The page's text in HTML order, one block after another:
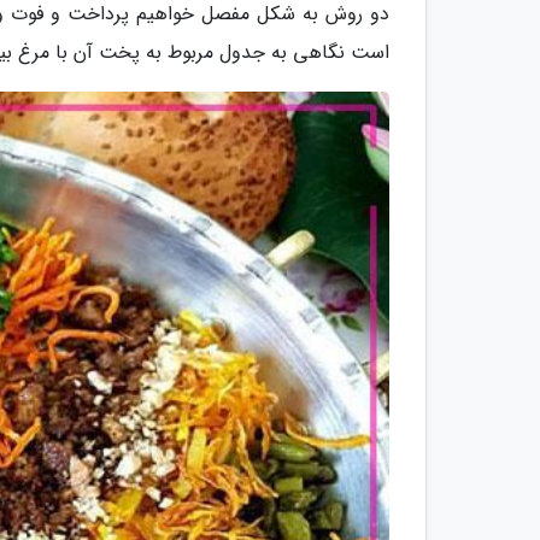
دو روش به شکل مفصل خواهیم پرداخت و فوت و
است نگاهی به جدول مربوط به پخت آن با مرغ